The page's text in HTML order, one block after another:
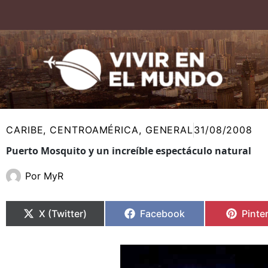
contenido
CARIBE, CENTROAMÉRICA, GENERAL31/08/2008
Puerto Mosquito y un increíble espectáculo natural
Por MyR
en
X (Twitter)
en
Facebook
en
en
en
en